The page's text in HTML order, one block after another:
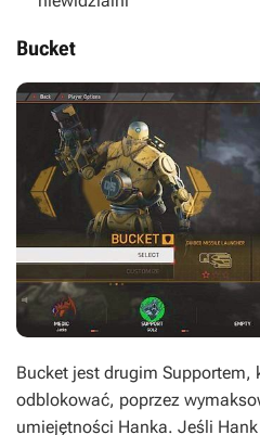
Bucket
Bucket jest drugim Supportem,
odblokować, poprzez
umiejętności Hanka. Jeśli